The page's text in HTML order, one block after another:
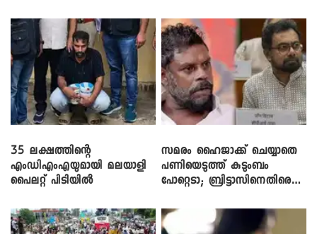
35 ലക്ഷത്തിന്റെ
എംഡിഎംഎയുമായി മലയാളി
പൈലറ്റ് പിടിയിൽ
സമരം ഹൈജാക്ക് ചെയ്യാതെ
പണിയെടുത്ത് കുടുംബം
പോറ്റെടാ; ബ്രിട്ടാസിനെതിരെ